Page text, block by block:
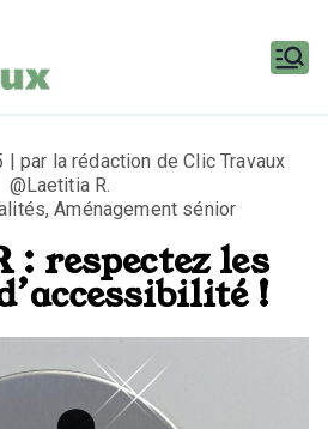
Travaux
par la rédaction de Clic Travaux
@Laetitia R.
,Aménagement sénior
: respectez les
!